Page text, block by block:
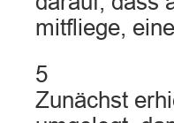
mitfliege,
5
Zunächst